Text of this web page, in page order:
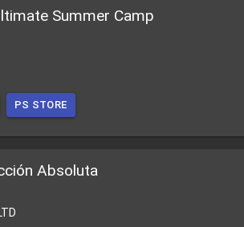
Summer Camp
PS STORE
Absoluta